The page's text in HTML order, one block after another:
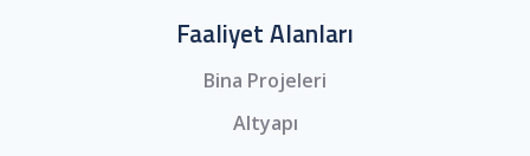
Faaliyet Alanları
Bina Projeleri
Altyapı